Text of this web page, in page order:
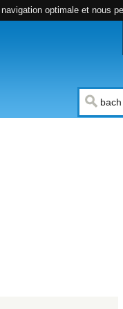
optimale et nous